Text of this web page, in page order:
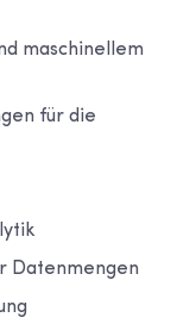
maschinellem
für die
Datenmengen